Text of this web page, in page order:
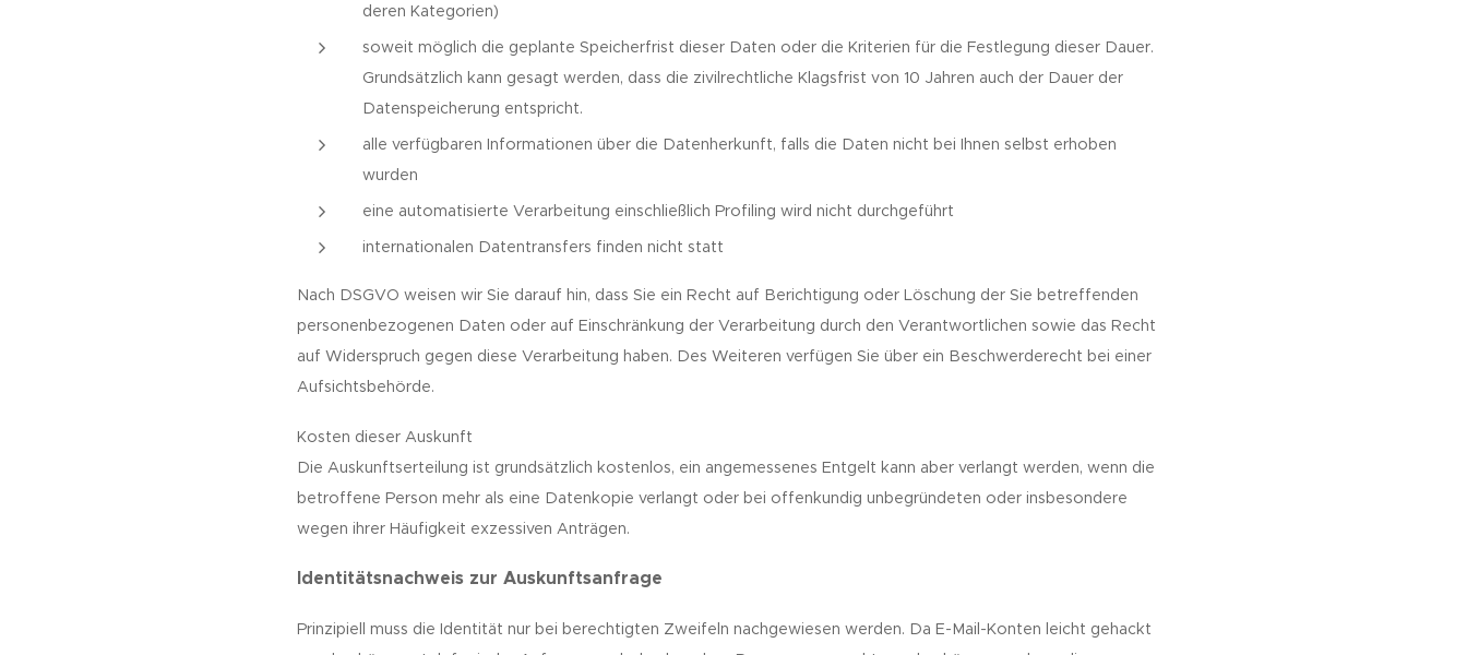
deren Kategorien)
soweit möglich die geplante Speicherfrist dieser Daten oder die Kriterien für die Festlegung dieser Dauer.
Grundsätzlich kann gesagt werden, dass die zivilrechtliche Klagsfrist von 10 Jahren auch der Dauer der
Datenspeicherung entspricht.
alle verfügbaren Informationen über die Datenherkunft, falls die Daten nicht bei Ihnen selbst erhoben
wurden
eine automatisierte Verarbeitung einschließlich Profiling wird nicht durchgeführt
internationalen Datentransfers finden nicht statt
Nach DSGVO weisen wir Sie darauf hin, dass Sie ein Recht auf Berichtigung oder Löschung der Sie betreffenden
personenbezogenen Daten oder auf Einschränkung der Verarbeitung durch den Verantwortlichen sowie das Recht
auf Widerspruch gegen diese Verarbeitung haben. Des Weiteren verfügen Sie über ein Beschwerderecht bei einer
Aufsichtsbehörde.
Kosten dieser Auskunft
Die Auskunftserteilung ist grundsätzlich kostenlos, ein angemessenes Entgelt kann aber verlangt werden, wenn die
betroffene Person mehr als eine Datenkopie verlangt oder bei offenkundig unbegründeten oder insbesondere
wegen ihrer Häufigkeit exzessiven Anträgen.
Identitätsnachweis zur Auskunftsanfrage
Prinzipiell muss die Identität nur bei berechtigten Zweifeln nachgewiesen werden. Da E-Mail-Konten leicht gehackt